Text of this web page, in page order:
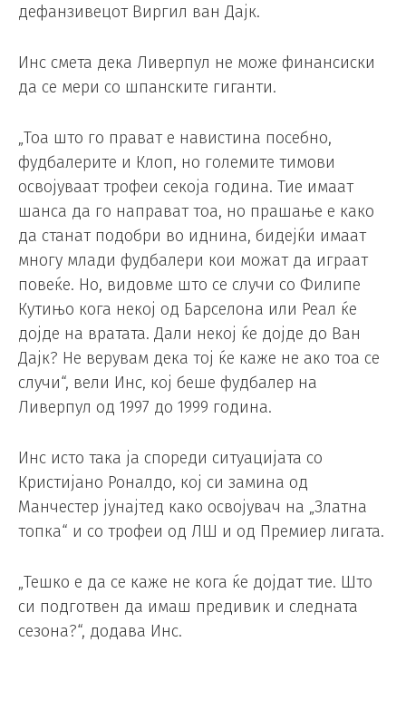
дефанзивецот Виргил ван Дајк.
Инс смета дека Ливерпул не може финансиски
да се мери со шпанските гиганти.
„Тоа што го прават е навистина посебно,
фудбалерите и Клоп, но големите тимови
освојуваат трофеи секоја година. Тие имаат
шанса да го направат тоа, но прашање е како
да станат подобри во иднина, бидејќи имаат
многу млади фудбалери кои можат да играат
повеќе. Но, видовме што се случи со Филипе
Кутињо кога некој од Барселона или Реал ќе
дојде на вратата. Дали некој ќе дојде до Ван
Дајк? Не верувам дека тој ќе каже не ако тоа се
случи“, вели Инс, кој беше фудбалер на
Ливерпул од 1997 до 1999 година.
Инс исто така ја спореди ситуацијата со
Кристијано Роналдо, кој си замина од
Манчестер јунајтед како освојувач на „Златна
топка“ и со трофеи од ЛШ и од Премиер лигата.
„Тешко е да се каже не кога ќе дојдат тие. Што
си подготвен да имаш предивик и следната
сезона?“, додава Инс.